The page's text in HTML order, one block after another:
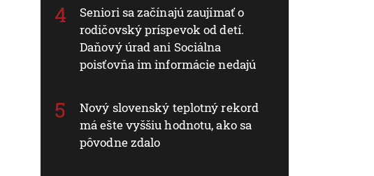
Seniori sa začínajú zaujímať o
rodičovský príspevok od detí.
Daňový úrad ani Sociálna
poisťovňa im informácie nedajú
Nový slovenský teplotný rekord
má ešte vyššiu hodnotu, ako sa
pôvodne zdalo